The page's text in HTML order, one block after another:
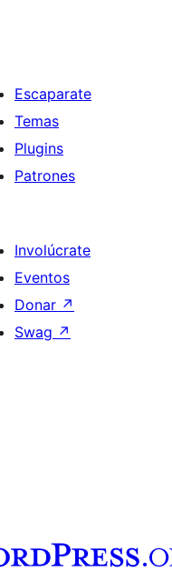
Escaparate
Temas
Plugins
Patrones
Involúcrate
Eventos
Donar ↗
Swag ↗